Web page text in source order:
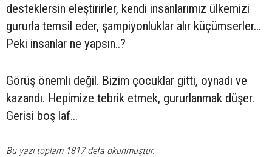
desteklersin eleştirirler, kendi insanlarımız ülkemizi
gururla temsil eder, şampiyonluklar alır küçümserler...
Peki insanlar ne yapsın..?
Görüş önemli değil. Bizim çocuklar gitti, oynadı ve
kazandı. Hepimize tebrik etmek, gururlanmak düşer.
Gerisi boş laf...
Bu yazı toplam 1817 defa okunmuştur.